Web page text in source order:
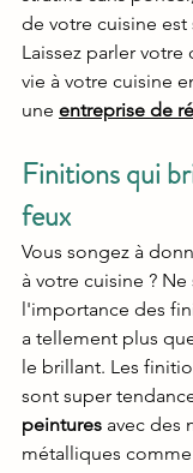
de votre cuisine
Laissez parler
vie à votre cuisine
une entreprise de
Finitions qui
feux
Vous songez à
à votre cuisine ?
l'importance des
a tellement plus
le brillant. Les
sont super
peintures avec des
métalliques